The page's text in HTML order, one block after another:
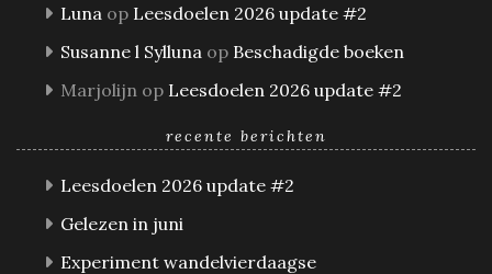
Luna op Leesdoelen 2026 update #2
Susanne l Sylluna op Beschadigde boeken
Marjolijn op Leesdoelen 2026 update #2
recente berichten
Leesdoelen 2026 update #2
Gelezen in juni
Experiment wandelvierdaagse